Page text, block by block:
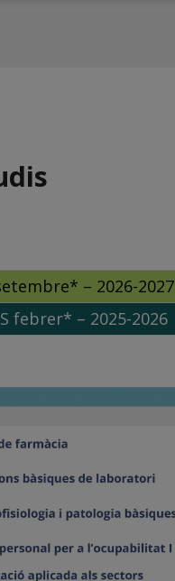
– 2026-2027
febrer* – 2025-2026